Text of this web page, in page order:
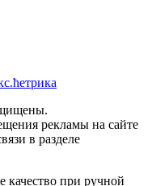
рекламы на сайте
в разделе
качество при ручной